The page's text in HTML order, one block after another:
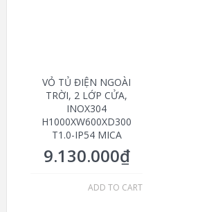
VỎ TỦ ĐIỆN NGOÀI
TRỜI, 2 LỚP CỬA,
INOX304
H1000XW600XD300
T1.0-IP54 MICA
9.130.000₫
ADD TO CART